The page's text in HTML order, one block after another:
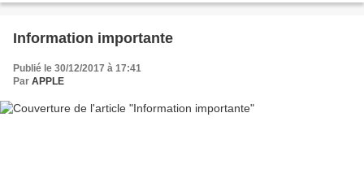
Information importante
Publié le 30/12/2017 à 17:41
Par APPLE